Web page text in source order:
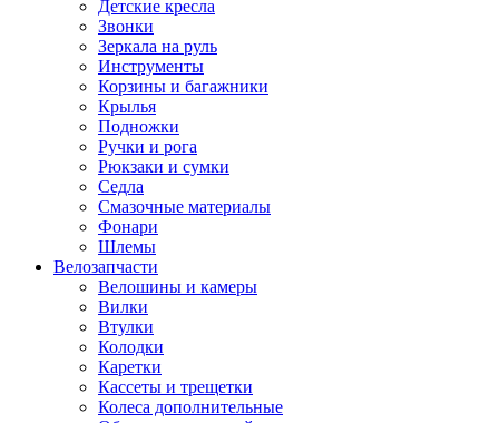
Детские кресла
Звонки
Зеркала на руль
Инструменты
Корзины и багажники
Крылья
Подножки
Ручки и рога
Рюкзаки и сумки
Седла
Смазочные материалы
Фонари
Шлемы
Велозапчасти
Велошины и камеры
Вилки
Втулки
Колодки
Каретки
Кассеты и трещетки
Колеса дополнительные